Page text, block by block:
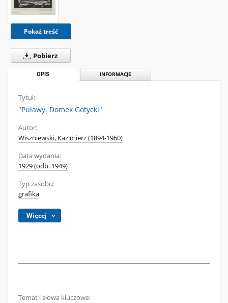
Pokaż treść
Pobierz
OPIS INFORMACJE
Tytuł:
"Puławy. Domek Gotycki"
Autor:
Wiszniewski, Kazimierz (1894-1960)
Data wydania:
1929 (odb. 1949)
Typ zasobu:
grafika
Więcej
Temat i słowa kluczowe: